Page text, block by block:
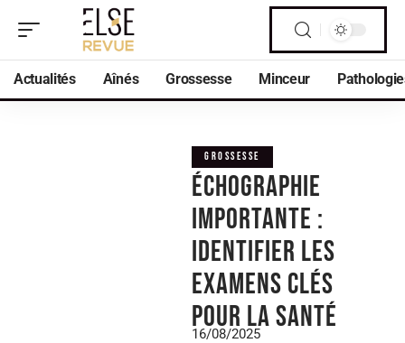
Actualités Aînés Grossesse Minceur
GROSSESSE
Échographie
importante :
identifier les
examens clés
pour la santé
16/08/2025